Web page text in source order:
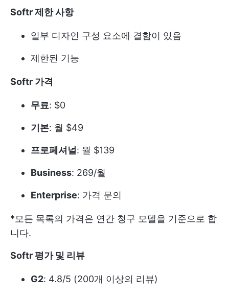
Softr 제한 사항
일부 디자인 구성 요소에 결함이 있음
제한된 기능
Softr 가격
무료: $0
기본: 월 $49
프로페셔널: 월 $139
Business: 269/월
Enterprise: 가격 문의
*모든 목록의 가격은 연간 청구 모델을 기준으로 합
니다.
Softr 평가 및 리뷰
G2: 4.8/5 (200개 이상의 리뷰)